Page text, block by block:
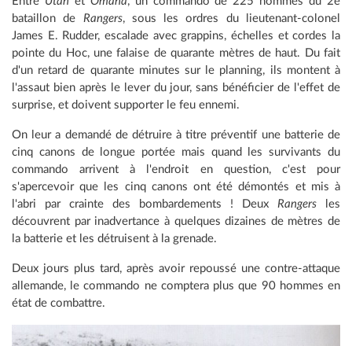
bataillon de Rangers, sous les ordres du lieutenant-colonel
James E. Rudder, escalade avec grappins, échelles et cordes la
pointe du Hoc, une falaise de quarante mètres de haut. Du fait
d'un retard de quarante minutes sur le planning, ils montent à
l'assaut bien après le lever du jour, sans bénéficier de l'effet de
surprise, et doivent supporter le feu ennemi.
On leur a demandé de détruire à titre préventif une batterie de
cinq canons de longue portée mais quand les survivants du
commando arrivent à l'endroit en question, c'est pour
s'apercevoir que les cinq canons ont été démontés et mis à
l'abri par crainte des bombardements ! Deux Rangers les
découvrent par inadvertance à quelques dizaines de mètres de
la batterie et les détruisent à la grenade.
Deux jours plus tard, après avoir repoussé une contre-attaque
allemande, le commando ne comptera plus que 90 hommes en
état de combattre.